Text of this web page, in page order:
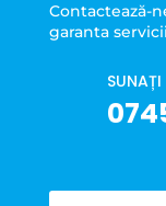
Contactează-
garanta